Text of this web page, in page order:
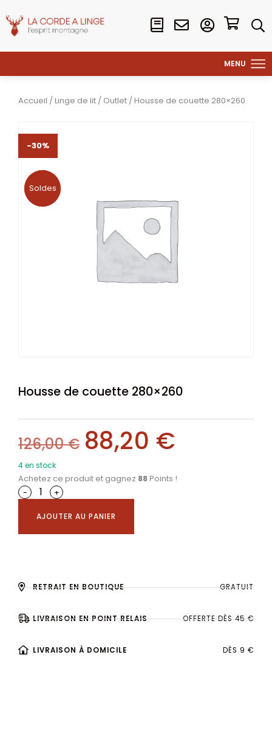
Accueil / Linge de lit / Outlet / Housse de couette 280×260
-30%
Soldes
Soldes
Housse de couette 280×260
126,00€ 88,20 €
4 en stock
Achetez ce produit et gagnez 88 Points !
-
+
AJOUTER AU PANIER
RETRAIT EN BOUTIQUE GRATUIT
LIVRAISON EN POINT RELAIS OFFERTE DÈS 45 €
LIVRAISON À DOMICILE DÈS 9 €